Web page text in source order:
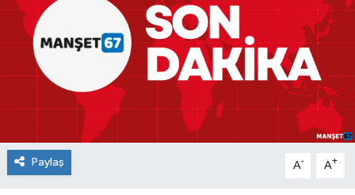
Paylaş A- A+
Röportaj
Teknoloji